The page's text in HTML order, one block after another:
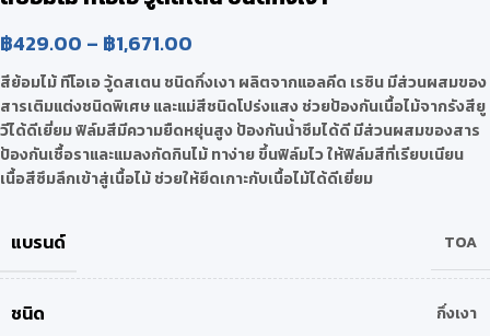
฿429.00 – ฿1,671.00
สีย้อมไม้ ทีโอเอ วู้ดสเตน ชนิดกึ่งเงา ผลิตจากแอลคีด เรซิน มีส่วนผสมของ
สารเติมแต่งชนิดพิเศษ และแม่สีชนิดโปร่งแสง ช่วยป้องกันเนื้อไม้จากรังสียู
วีได้ดีเยี่ยม ฟิล์มสีมีความยืดหยุ่นสูง ป้องกันน้ำซึมได้ดี มีส่วนผสมของสาร
ป้องกันเชื้อราและแมลงกัดกินไม้ ทาง่าย ขึ้นฟิล์มไว ให้ฟิล์มสีที่เรียบเนียน
เนื้อสีซึมลึกเข้าสู่เนื้อไม้ ช่วยให้ยึดเกาะกับเนื้อไม้ได้ดีเยี่ยม
แบรนด์ TOA
ชนิด กึ่งเงา